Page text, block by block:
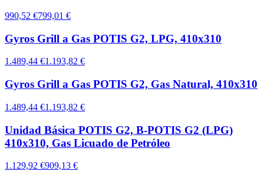
990,52 €799,01 €
Gyros Grill a Gas POTIS G2, LPG, 410x310
1.489,44 €1.193,82 €
Gyros Grill a Gas POTIS G2, Gas Natural, 410x310
1.489,44 €1.193,82 €
Unidad Básica POTIS G2, B-POTIS G2 (LPG)
410x310, Gas Licuado de Petróleo
1.129,92 €909,13 €